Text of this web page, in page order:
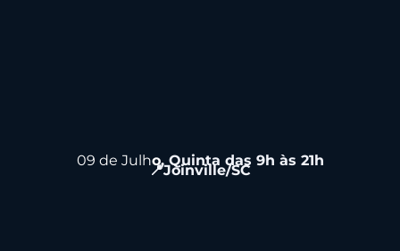
09 de Julho, Quinta das 9h às 21h
📍Joinville/SC